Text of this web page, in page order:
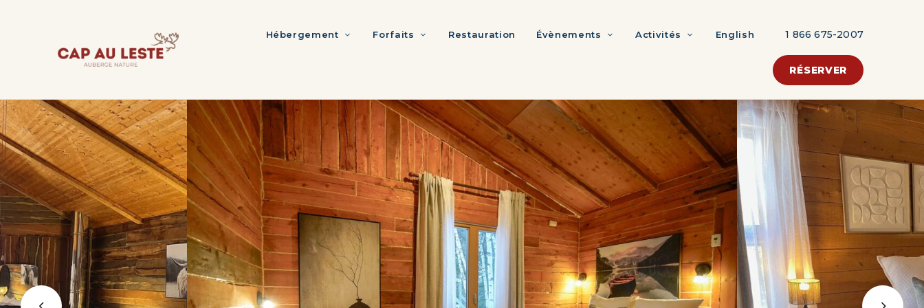
Hébergement Forfaits Restauration Évènements Activités English 1 866 675-2007
RÉSERVER